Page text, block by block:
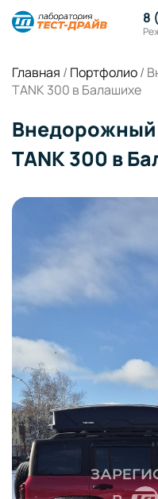
8
Главная / Портфолио/
TANK 300 в Балашихе
Внедорожный
TANK 300 в